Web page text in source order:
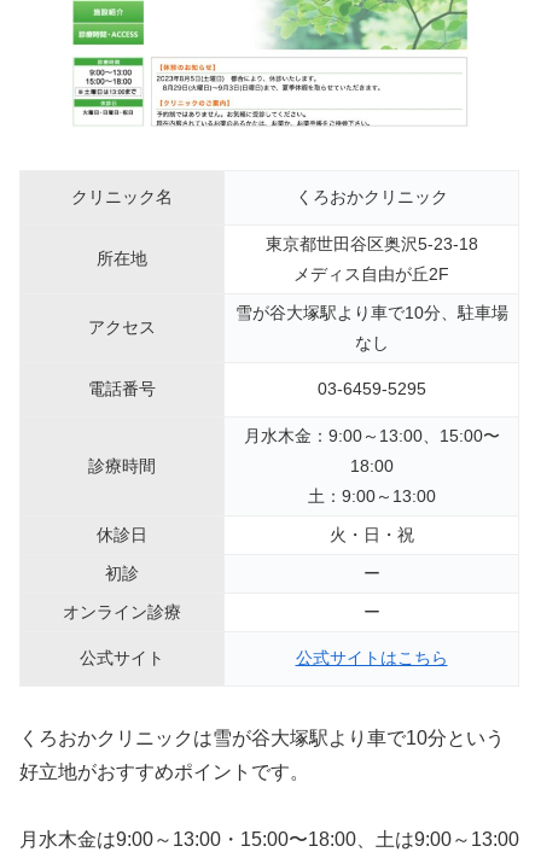
クリニック名 くろおかクリニック
所在地
東京都世田谷区奥沢5-23-18
メディス自由が丘2F
アクセス
雪が谷大塚駅より車で10分、駐車場
なし
電話番号 03-6459-5295
診療時間
月水木金：9:00～13:00、15:00〜
18:00
土：9:00～13:00
休診日
火・日・祝
初診
ー
オンライン診療
ー
公式サイト 公式サイトはこちら
くろおかクリニックは雪が谷大塚駅より車で10分という
好立地がおすすめポイントです。
月水木金は9:00～13:00・15:00〜18:00、土は9:00～13:00